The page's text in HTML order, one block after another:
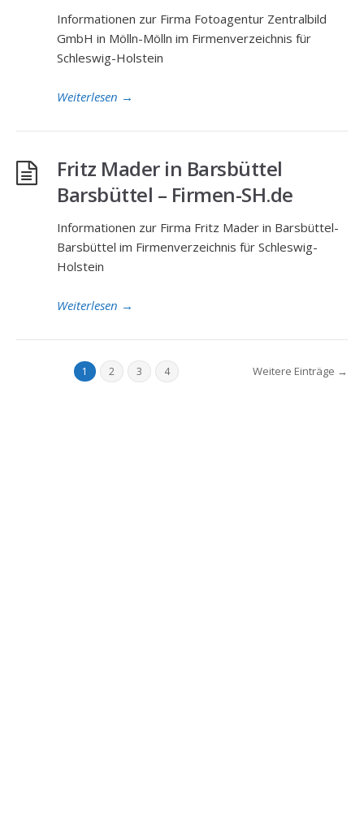
Informationen zur Firma Fotoagentur Zentralbild
GmbH in Mölln-Mölln im Firmenverzeichnis für
Schleswig-Holstein
Weiterlesen →
Fritz Mader in Barsbüttel
Barsbüttel – Firmen-SH.de
Informationen zur Firma Fritz Mader in Barsbüttel-
Barsbüttel im Firmenverzeichnis für Schleswig-
Holstein
Weiterlesen →
1 2 3 4 Weitere Einträge →